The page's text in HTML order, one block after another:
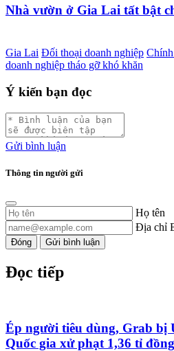
Nhà vườn ở Gia Lai tất bật
Gia Lai Đối thoại doanh nghiệp
doanh nghiệp tháo gỡ khó khăn
Ý kiến bạn đọc
Gửi bình luận
Thông tin người gửi
Họ tên
Địa chỉ
Đóng Gửi bình luận
Đọc tiếp
Ép người tiêu dùng, Grab bị
Quốc gia xử phạt 1,36 tỉ đồng